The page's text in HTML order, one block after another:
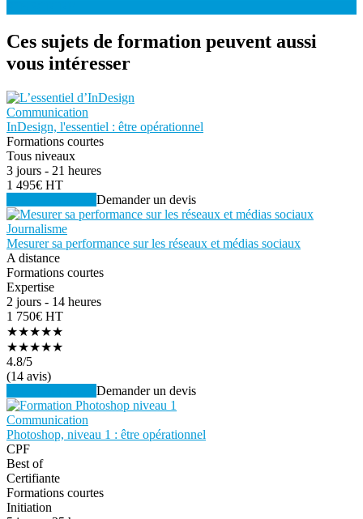
Ces sujets de formation peuvent aussi
vous intéresser
Communication
InDesign, l'essentiel : être opérationnel
Formations courtes
Tous niveaux
3 jours - 21 heures
1 495€ HT
Demander un devis
Journalisme
Mesurer sa performance sur les réseaux et médias sociaux
A distance
Formations courtes
Expertise
2 jours - 14 heures
1 750€ HT
★★★★★
★★★★★
4.8/5
(14 avis)
Demander un devis
Communication
Photoshop, niveau 1 : être opérationnel
CPF
Best of
Certifiante
Formations courtes
Initiation